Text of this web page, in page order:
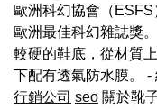
歐洲科幻協會（
歐洲最佳科幻雜誌獎
較硬的鞋底，從材質
下配有透氣防水膜。 -
行銷公司 seo 關於靴